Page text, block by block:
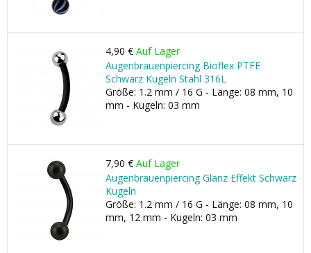
4,90 € Auf Lager
Augenbrauenpiercing Bioflex PTFE
Schwarz Kugeln Stahl 316L
Größe: 1.2 mm / 16 G - Länge: 08 mm, 10
mm - Kugeln: 03 mm
7,90 € Auf Lager
Augenbrauenpiercing Glanz Effekt Schwarz
Kugeln
Größe: 1.2 mm / 16 G - Länge: 08 mm, 10
mm, 12 mm - Kugeln: 03 mm